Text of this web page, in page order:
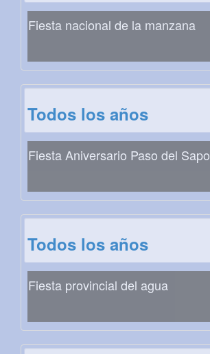
Fiesta nacional de la manzana
Todos los años
Fiesta Aniversario Paso del Sapo
Todos los años
Fiesta provincial del agua